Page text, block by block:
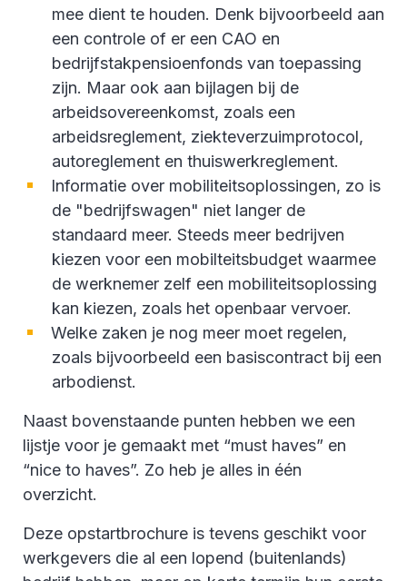
mee dient te houden. Denk bijvoorbeeld aan
een controle of er een CAO en
bedrijfstakpensioenfonds van toepassing
zijn. Maar ook aan bijlagen bij de
arbeidsovereenkomst, zoals een
arbeidsreglement, ziekteverzuimprotocol,
autoreglement en thuiswerkreglement.
Informatie over mobiliteitsoplossingen, zo is
de "bedrijfswagen" niet langer de
standaard meer. Steeds meer bedrijven
kiezen voor een mobilteitsbudget waarmee
de werknemer zelf een mobiliteitsoplossing
kan kiezen, zoals het openbaar vervoer.
Welke zaken je nog meer moet regelen,
zoals bijvoorbeeld een basiscontract bij een
arbodienst.
Naast bovenstaande punten hebben we een
lijstje voor je gemaakt met “must haves” en
“nice to haves”. Zo heb je alles in één
overzicht.
Deze opstartbrochure is tevens geschikt voor
werkgevers die al een lopend (buitenlands)